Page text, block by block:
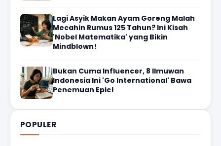
Lagi Asyik Makan Ayam Goreng Malah
Mecahin Rumus 125 Tahun? Ini Kisah
'Nobel Matematika' yang Bikin
Mindblown!
Bukan Cuma Influencer, 8 Ilmuwan
Indonesia Ini 'Go International' Bawa
Penemuan Epic!
POPULER